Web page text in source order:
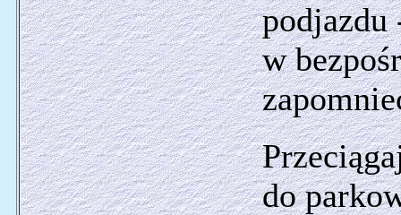
podjazdu
w
do